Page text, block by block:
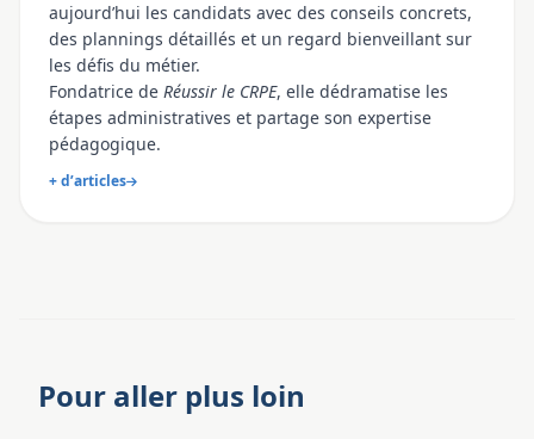
aujourd’hui les candidats avec des conseils concrets,
des plannings détaillés et un regard bienveillant sur
les défis du métier.
Fondatrice de Réussir le CRPE, elle dédramatise les
étapes administratives et partage son expertise
pédagogique.
+ d’articles
Pour aller plus loin